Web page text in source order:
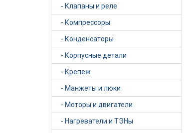
- Клапаны и реле
- Компрессоры
- Конденсаторы
- Корпусные детали
- Крепеж
- Манжеты и люки
- Моторы и двигатели
- Нагреватели и ТЭНы